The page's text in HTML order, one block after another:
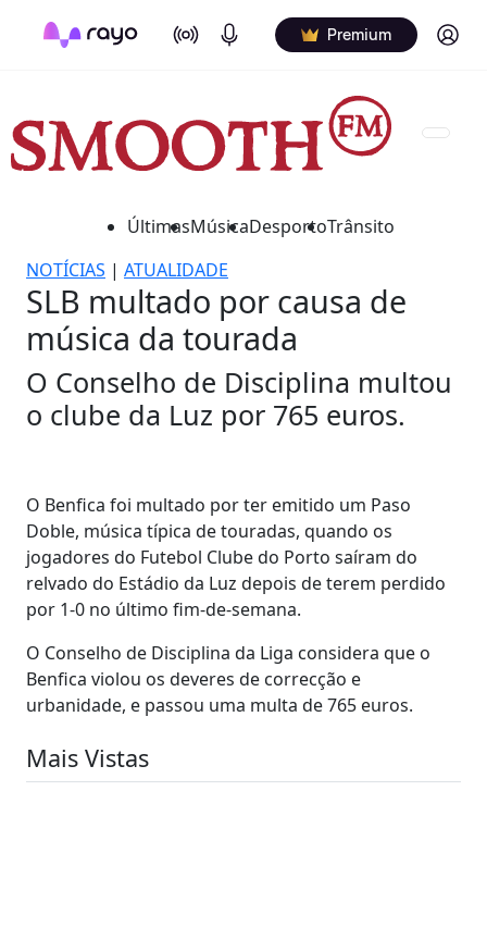
On Air Podcasts Premium Log in
ÚltimasMúsicaDesportoTrânsito
NOTÍCIAS | ATUALIDADE
SLB multado por causa de
música da tourada
O Conselho de Disciplina multou
o clube da Luz por 765 euros.
O Benfica foi multado por ter emitido um Paso
Doble, música típica de touradas, quando os
jogadores do Futebol Clube do Porto saíram do
relvado do Estádio da Luz depois de terem perdido
por 1-0 no último fim-de-semana.
O Conselho de Disciplina da Liga considera que o
Benfica violou os deveres de correcção e
urbanidade, e passou uma multa de 765 euros.
Mais Vistas